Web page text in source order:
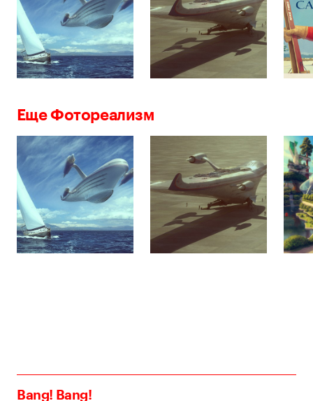
Еще Фотореализм
Bang! Bang!